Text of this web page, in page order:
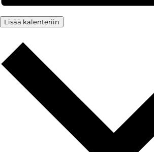
Lisää kalenteriin